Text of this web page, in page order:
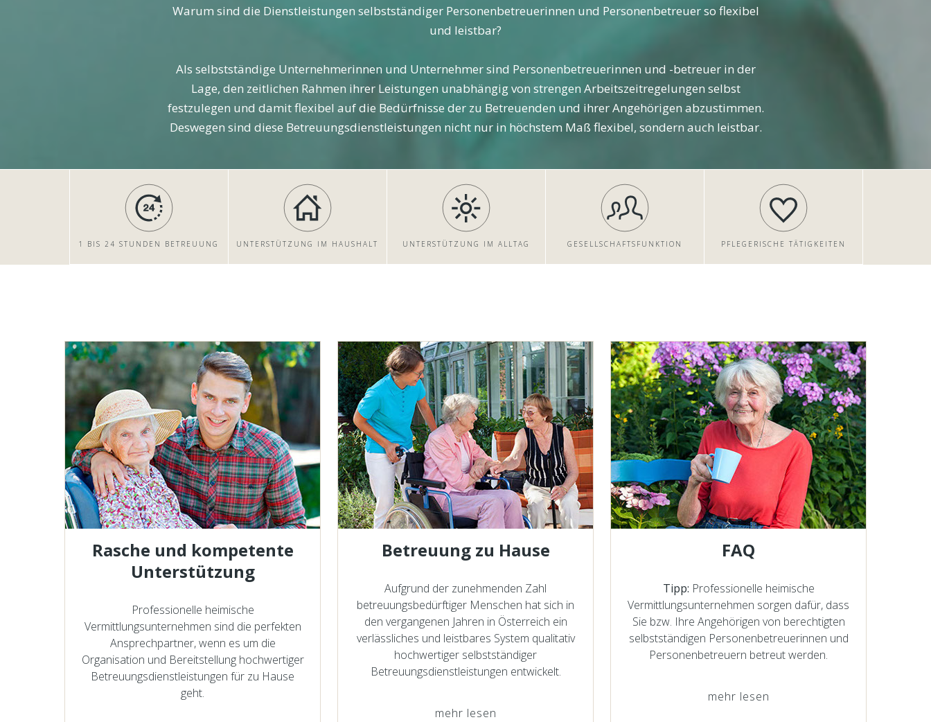
Warum sind die Dienstleistungen selbstständiger Personenbetreuerinnen und Personenbetreuer so flexibel
und leistbar?
Als selbstständige Unternehmerinnen und Unternehmer sind Personenbetreuerinnen und -betreuer in der
Lage, den zeitlichen Rahmen ihrer Leistungen unabhängig von strengen Arbeitszeitregelungen selbst
festzulegen und damit flexibel auf die Bedürfnisse der zu Betreuenden und ihrer Angehörigen abzustimmen.
Deswegen sind diese Betreuungsdienstleistungen nicht nur in höchstem Maß flexibel, sondern auch leistbar.
1 BIS 24 STUNDEN BETREUUNG UNTERSTÜTZUNG IM HAUSHALT UNTERSTÜTZUNG IM ALLTAG GESELLSCHAFTSFUNKTION PFLEGERISCHE TÄTIGKEITEN
Rasche und kompetente
Unterstützung
Professionelle heimische
Vermittlungsunternehmen sind die perfekten
Ansprechpartner, wenn es um die
Organisation und Bereitstellung hochwertiger
Betreuungsdienstleistungen für zu Hause
geht.
Betreuung zu Hause
Aufgrund der zunehmenden Zahl
betreuungsbedürftiger Menschen hat sich in
den vergangenen Jahren in Österreich ein
verlässliches und leistbares System qualitativ
hochwertiger selbstständiger
Betreuungsdienstleistungen entwickelt.
mehr lesen
FAQ
Tipp: Professionelle heimische
Vermittlungsunternehmen sorgen dafür, dass
Sie bzw. Ihre Angehörigen von berechtigten
selbstständigen Personenbetreuerinnen und
Personenbetreuern betreut werden.
mehr lesen